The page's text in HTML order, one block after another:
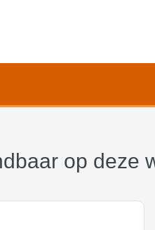
op deze